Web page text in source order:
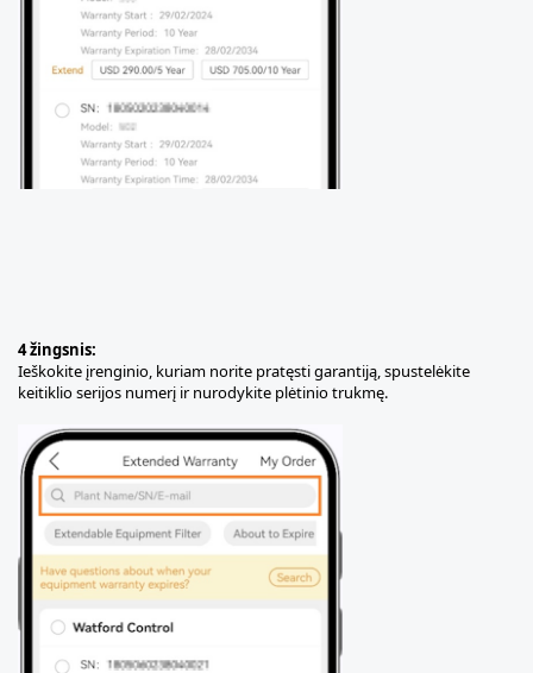
4 žingsnis:
Ieškokite įrenginio, kuriam norite pratęsti garantiją, spustelėkite
keitiklio serijos numerį ir nurodykite plėtinio trukmę.